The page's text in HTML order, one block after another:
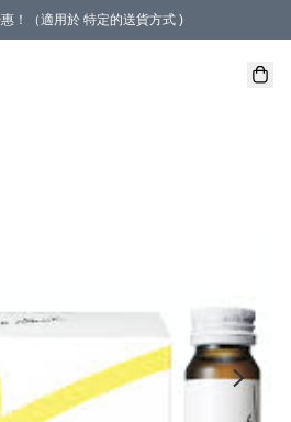
！（適用於 特定的送貨方式 )